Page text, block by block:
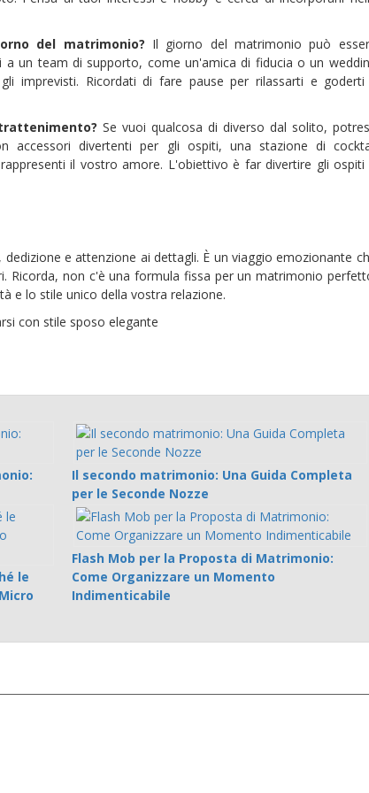
del matrimonio? Il giorno del matrimonio può
un team di supporto, come un'amica di fiducia o un
imprevisti. Ricordati di fare pause per rilassarti e goderti
Se vuoi qualcosa di diverso dal solito,
accessori divertenti per gli ospiti, una stazione di
il vostro amore. L'obiettivo è far divertire gli ospiti
e attenzione ai dettagli. È un viaggio emozionante
Ricorda, non c'è una formula fissa per un matrimonio
e lo stile unico della vostra relazione.
Il secondo matrimonio: Una Guida Completa
per le Seconde Nozze
le
Flash Mob per la Proposta di Matrimonio:
Come Organizzare un Momento
Indimenticabile